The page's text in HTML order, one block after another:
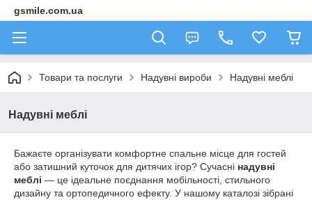
gsmile.com.ua
Товари та послуги Надувні вироби Надувні меблі
Надувні меблі
Бажаєте організувати комфортне спальне місце для гостей
або затишний куточок для дитячих ігор? Сучасні надувні
меблі — це ідеальне поєднання мобільності, стильного
дизайну та ортопедичного ефекту. У нашому каталозі зібрані